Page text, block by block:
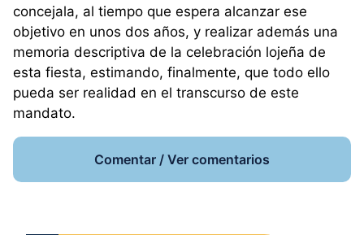
concejala, al tiempo que espera alcanzar ese
objetivo en unos dos años, y realizar además una
memoria descriptiva de la celebración lojeña de
esta fiesta, estimando, finalmente, que todo ello
pueda ser realidad en el transcurso de este
mandato.
Comentar / Ver comentarios